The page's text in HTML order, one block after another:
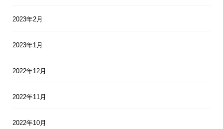
2023年2月
2023年1月
2022年12月
2022年11月
2022年10月